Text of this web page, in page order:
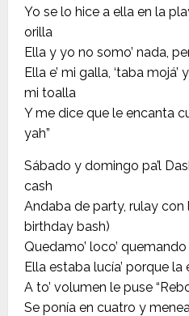
Yo se lo hice a ella en la
orilla
Ella y yo no somo’ nada,
Ella e’ mi galla, ‘taba mojá’
mi toalla
Y me dice que le encanta
yah”
Sábado y domingo pa’l
cash
Andaba de party, rulay con
birthday bash)
Quedamo’ loco’
Ella estaba lucía’ porque la
A to’ volumen le puse
Se ponía en cuatro y